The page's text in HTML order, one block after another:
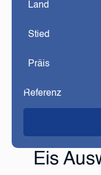
Land
Stied
Präis
Eis